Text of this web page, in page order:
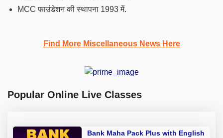
MCC फाउंडेशन की स्थापना 1993 में.
Find More Miscellaneous News Here
Popular Online Live Classes
Bank Maha Pack Plus with English